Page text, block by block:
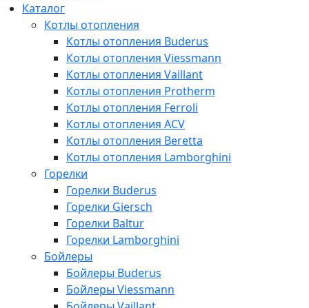
Каталог
Котлы отопления
Котлы отопления Buderus
Котлы отопления Viessmann
Котлы отопления Vaillant
Котлы отопления Protherm
Котлы отопления Ferroli
Котлы отопления ACV
Котлы отопления Beretta
Котлы отопления Lamborghini
Горелки
Горелки Buderus
Горелки Giersch
Горелки Baltur
Горелки Lamborghini
Бойлеры
Бойлеры Buderus
Бойлеры Viessmann